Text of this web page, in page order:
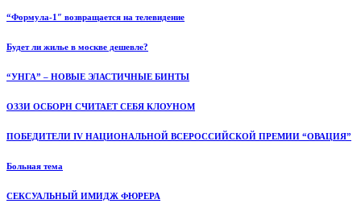
“Формула-1″ возвращается на телевидение
Будет ли жилье в москве дешевле?
“УНГА” – НОВЫЕ ЭЛАСТИЧНЫЕ БИНТЫ
ОЗЗИ ОСБОРН СЧИТАЕТ СЕБЯ КЛОУНОМ
ПОБЕДИТЕЛИ IV НАЦИОНАЛЬНОЙ ВСЕРОССИЙСКОЙ ПРЕМИИ “ОВАЦИЯ”
Больная тема
СЕКСУАЛЬНЫЙ ИМИДЖ ФЮРЕРА